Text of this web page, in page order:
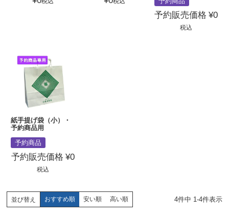
予約販売価格 ¥0
税込
紙手提げ袋（小）・
予約商品用
予約商品
予約販売価格 ¥0
税込
並び替え おすすめ順 安い順 高い順 4件中 1 -4件表示